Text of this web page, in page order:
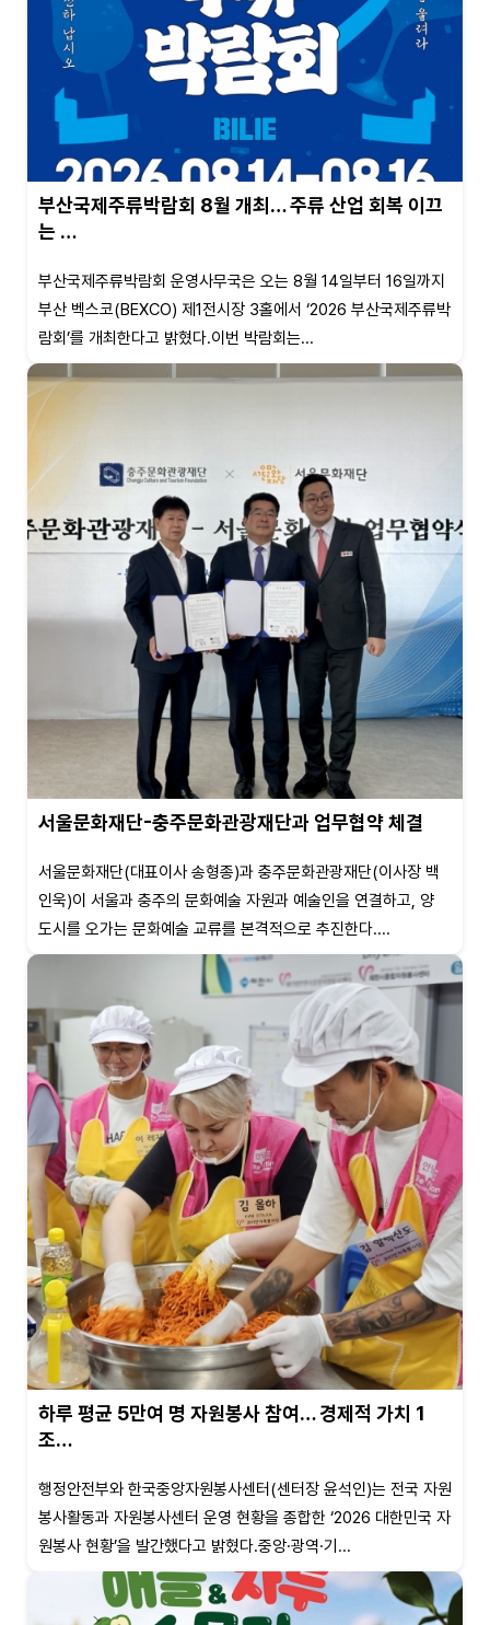
부산국제주류박람회 8월 개최… 주류 산업 회복 이끄
는 …
부산국제주류박람회 운영사무국은 오는 8월 14일부터 16일까지
부산 벡스코(BEXCO) 제1전시장 3홀에서 ‘2026 부산국제주류박
람회’를 개최한다고 밝혔다.이번 박람회는...
서울문화재단-충주문화관광재단과 업무협약 체결
서울문화재단(대표이사 송형종)과 충주문화관광재단(이사장 백
인욱)이 서울과 충주의 문화예술 자원과 예술인을 연결하고, 양
도시를 오가는 문화예술 교류를 본격적으로 추진한다....
하루 평균 5만여 명 자원봉사 참여… 경제적 가치 1
조…
행정안전부와 한국중앙자원봉사센터(센터장 윤석인)는 전국 자원
봉사활동과 자원봉사센터 운영 현황을 종합한 ‘2026 대한민국 자
원봉사 현황’을 발간했다고 밝혔다.중앙·광역·기...